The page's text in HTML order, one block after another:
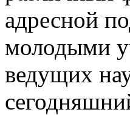
адресной
молодыми
ведущих